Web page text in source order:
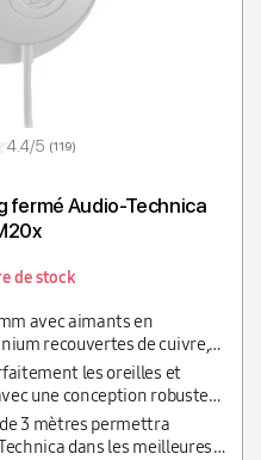
4.4/5 (119)
fermé Audio-Technica
de stock
avec aimants en
recouvertes de cuivre,
offre une écoute de
les oreilles et
une conception robuste
3 mètres permettra
dans les meilleures